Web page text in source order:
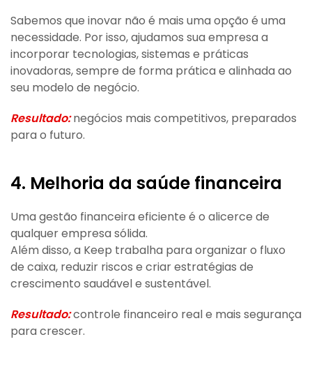
Sabemos que inovar não é mais uma opção é uma
necessidade. Por isso, ajudamos sua empresa a
incorporar tecnologias, sistemas e práticas
inovadoras, sempre de forma prática e alinhada ao
seu modelo de negócio.
Resultado:negócios mais competitivos, preparados
para o futuro.
4. Melhoria da saúde financeira
Uma gestão financeira eficiente é o alicerce de
qualquer empresa sólida.
Além disso, a Keep trabalha para organizar o fluxo
de caixa, reduzir riscos e criar estratégias de
crescimento saudável e sustentável.
Resultado:controle financeiro real e mais segurança
para crescer.